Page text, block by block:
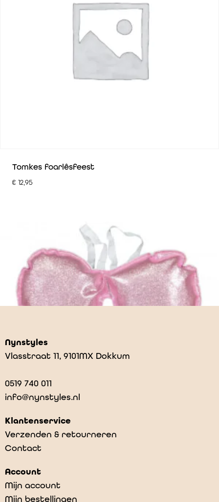
Tomkes foarlêsfeest
€ 12,95
€31,00
Nynstyles
Vlasstraat 11, 9101MX Dokkum
0519 740 011
info@nynstyles.nl
Klantenservice
Verzenden & retourneren
Contact
Account
Mijn account
Mijn bestellingen